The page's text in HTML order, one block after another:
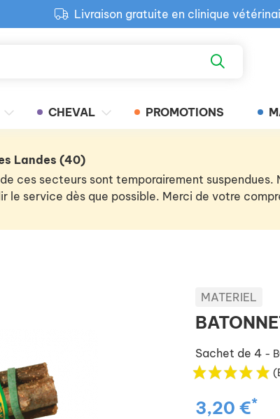
Livraison gratuite en clinique
Retour produit gratuit en clinique
CHEVAL PROMOTIONS
Landes (40)
ces secteurs sont temporairement
le service dès que possible. Merci de votre
MATERIEL
Sachet de 4 -
3,20 €*